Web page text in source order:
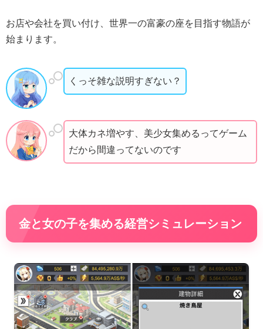
お店や会社を買い付け、世界一の富豪の座を目指す物語が
始まります。
くっそ雑な説明すぎない？
大体カネ増やす、美少女集めるってゲーム
だから間違ってないのです
金と女の子を集める経営シミュレーション